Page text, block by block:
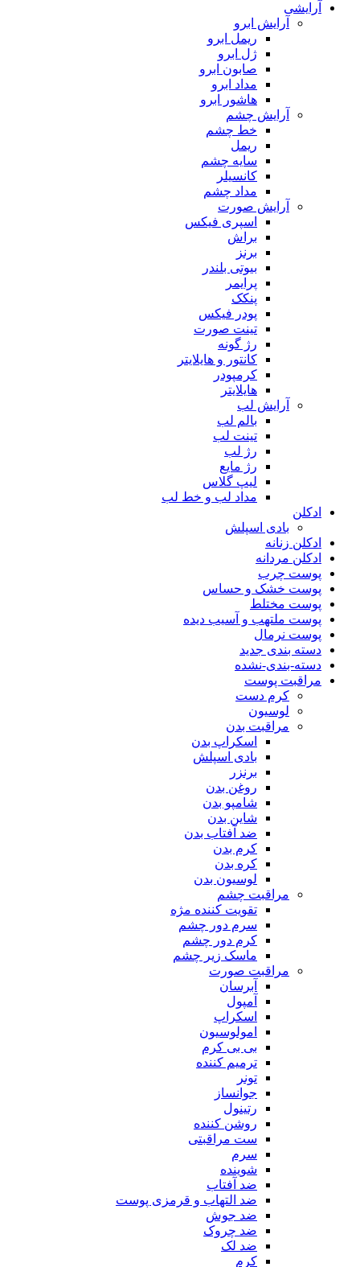
آرایشی
آرایش ابرو
ریمل ابرو
ژل ابرو
صابون ابرو
مداد ابرو
هاشور ابرو
آرایش چشم
خط چشم
ریمل
سایه چشم
کانسیلر
مداد چشم
آرایش صورت
اسپری فیکس
براش
برنز
بیوتی بلندر
پرایمر
پنکک
پودر فیکس
تینت صورت
رژ گونه
کانتور و هایلایتر
کرمپودر
هایلایتر
آرایش لب
بالم لب
تینت لب
رژ لب
رژ مایع
لیپ گلاس
مداد لب و خط لب
ادکلن
بادی اسپلش
ادکلن زنانه
ادکلن مردانه
پوست چرب
پوست خشک و حساس
پوست مختلط
پوست ملتهب و آسیب دیده
پوست نرمال
دسته بندی جدید
دسته-بندی-نشده
مراقبت پوست
کرم دست
لوسیون
مراقبت بدن
اسکراپ بدن
بادی اسپلش
برنزر
روغن بدن
شامپو بدن
شاین بدن
ضد آفتاب بدن
کرم بدن
کره بدن
لوسیون بدن
مراقبت چشم
تقویت کننده مژه
سرم دور چشم
کرم دور چشم
ماسک زیر چشم
مراقبت صورت
آبرسان
آمپول
اسکراپ
امولوسیون
بی بی کرم
ترمیم کننده
تونر
جوانساز
رتینول
روشن کننده
ست مراقبتی
سرم
شوینده
ضد آفتاب
ضد التهاب و قرمزی پوست
‌ضد جوش
ضد چروک
ضد لک
کرم